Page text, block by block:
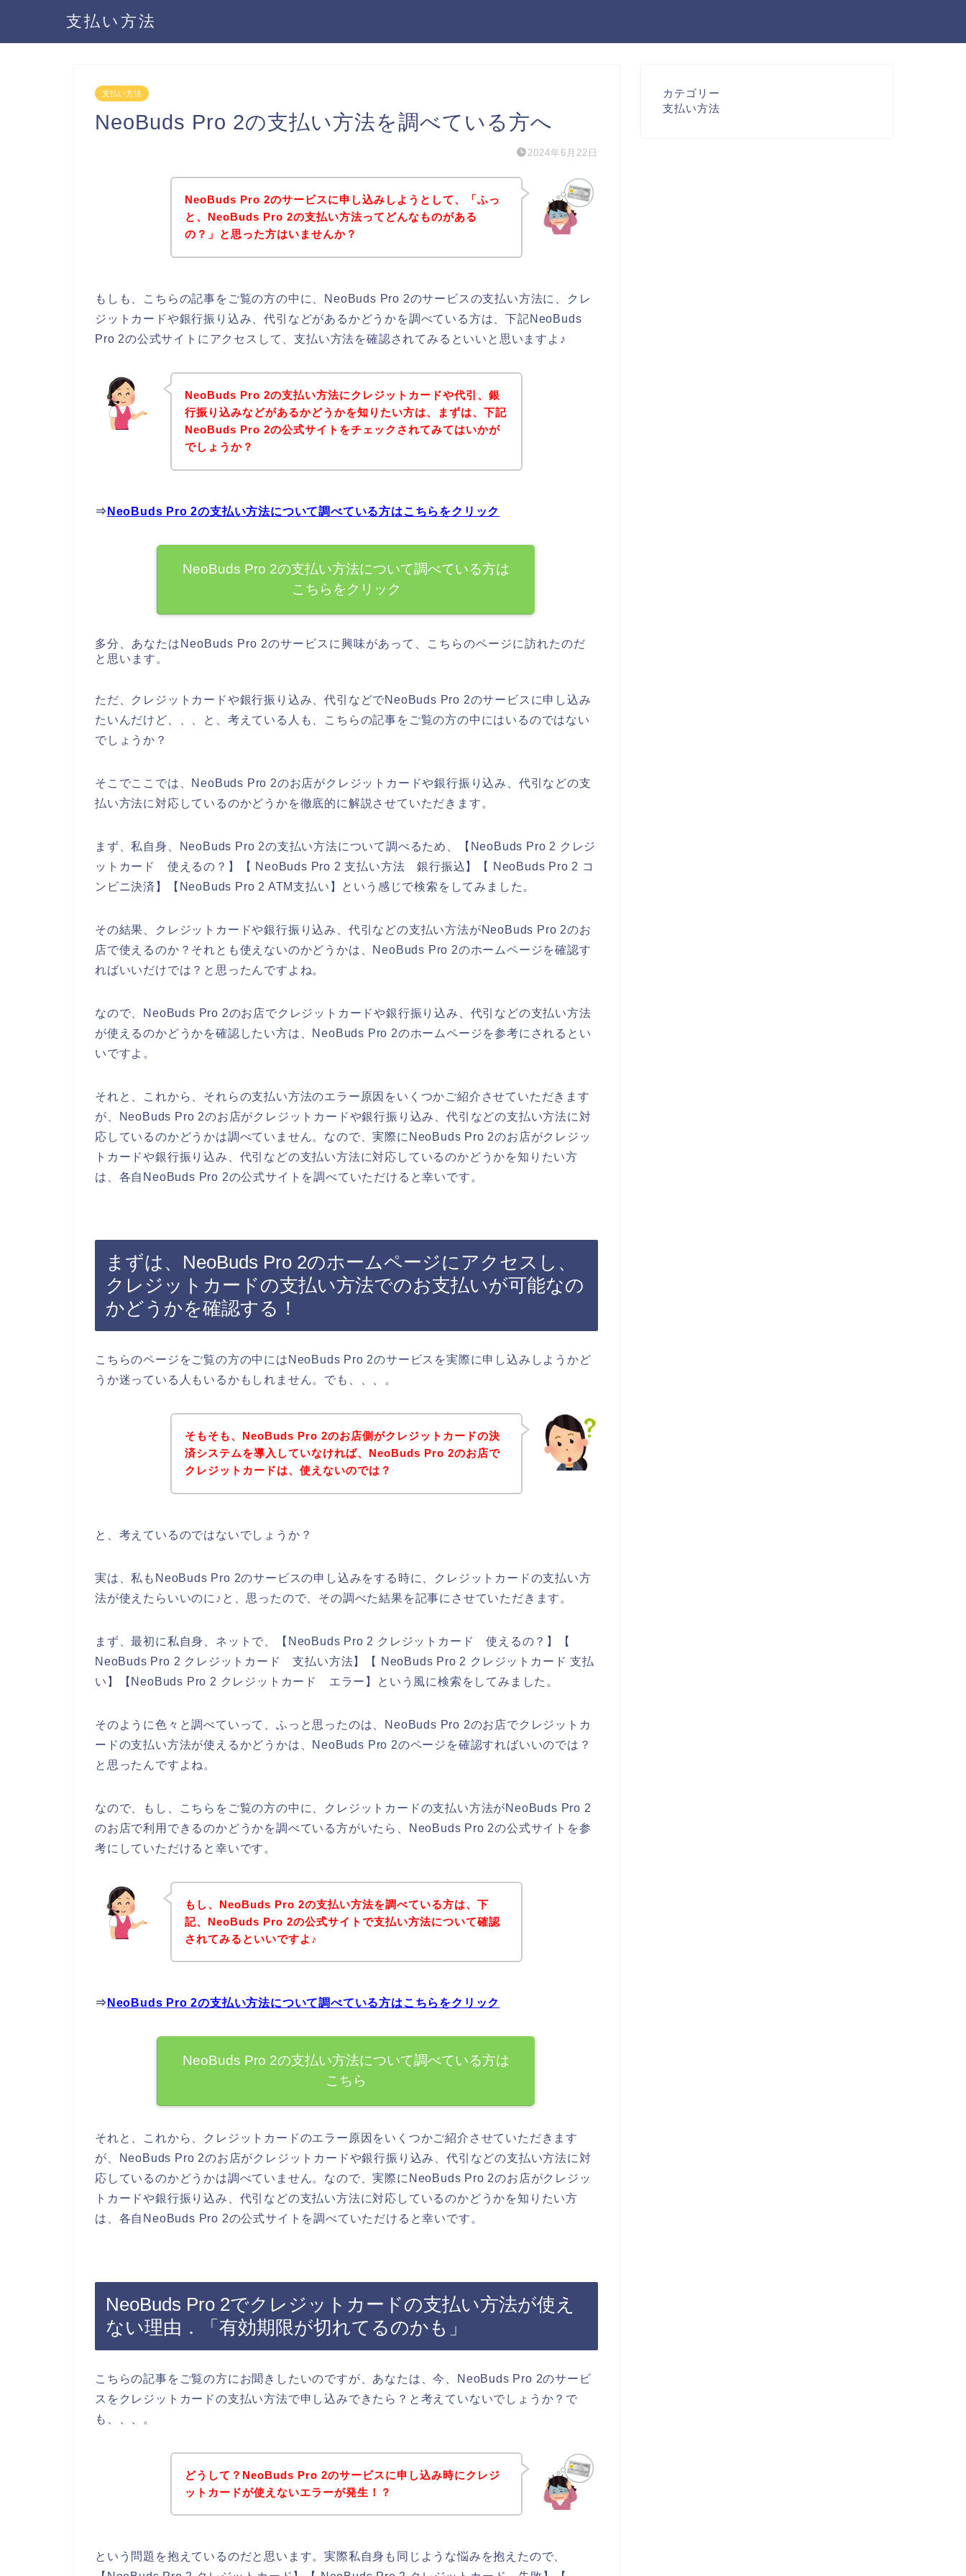
支払い方法
支払い方法
NeoBuds Pro 2の支払い方法を調べている方へ
2024年6月22日
NeoBuds Pro 2のサービスに申し込みしようとして、「ふっ
と、NeoBuds Pro 2の支払い方法ってどんなものがある
の？」と思った方はいませんか？
もしも、こちらの記事をご覧の方の中に、NeoBuds Pro 2のサービスの支払い方法に、クレ
ジットカードや銀行振り込み、代引などがあるかどうかを調べている方は、下記NeoBuds
Pro 2の公式サイトにアクセスして、支払い方法を確認されてみるといいと思いますよ♪
NeoBuds Pro 2の支払い方法にクレジットカードや代引、銀
行振り込みなどがあるかどうかを知りたい方は、まずは、下記
NeoBuds Pro 2の公式サイトをチェックされてみてはいかが
でしょうか？
⇒ NeoBuds Pro 2の支払い方法について調べている方はこちらをクリック
NeoBuds Pro 2の支払い方法について調べている方は
こちらをクリック
多分、あなたはNeoBuds Pro 2のサービスに興味があって、こちらのページに訪れたのだ
と思います。
ただ、クレジットカードや銀行振り込み、代引などでNeoBuds Pro 2のサービスに申し込み
たいんだけど、、、と、考えている人も、こちらの記事をご覧の方の中にはいるのではない
でしょうか？
そこでここでは、NeoBuds Pro 2のお店がクレジットカードや銀行振り込み、代引などの支
払い方法に対応しているのかどうかを徹底的に解説させていただきます。
まず、私自身、NeoBuds Pro 2の支払い方法について調べるため、【NeoBuds Pro 2 クレジ
ットカード 使えるの？】【 NeoBuds Pro 2 支払い方法 銀行振込】【 NeoBuds Pro 2 コ
ンビニ決済】【NeoBuds Pro 2 ATM支払い】という感じで検索をしてみました。
その結果、クレジットカードや銀行振り込み、代引などの支払い方法がNeoBuds Pro 2のお
店で使えるのか？それとも使えないのかどうかは、NeoBuds Pro 2のホームページを確認す
ればいいだけでは？と思ったんですよね。
なので、NeoBuds Pro 2のお店でクレジットカードや銀行振り込み、代引などの支払い方法
が使えるのかどうかを確認したい方は、NeoBuds Pro 2のホームページを参考にされるとい
いですよ。
それと、これから、それらの支払い方法のエラー原因をいくつかご紹介させていただきます
が、NeoBuds Pro 2のお店がクレジットカードや銀行振り込み、代引などの支払い方法に対
応しているのかどうかは調べていません。なので、実際にNeoBuds Pro 2のお店がクレジッ
トカードや銀行振り込み、代引などの支払い方法に対応しているのかどうかを知りたい方
は、各自NeoBuds Pro 2の公式サイトを調べていただけると幸いです。
まずは、NeoBuds Pro 2のホームページにアクセスし、
クレジットカードの支払い方法でのお支払いが可能なの
かどうかを確認する！
こちらのページをご覧の方の中にはNeoBuds Pro 2のサービスを実際に申し込みしようかど
うか迷っている人もいるかもしれません。でも、、、。
そもそも、NeoBuds Pro 2のお店側がクレジットカードの決
済システムを導入していなければ、NeoBuds Pro 2のお店で
クレジットカードは、使えないのでは？
と、考えているのではないでしょうか？
実は、私もNeoBuds Pro 2のサービスの申し込みをする時に、クレジットカードの支払い方
法が使えたらいいのに♪と、思ったので、その調べた結果を記事にさせていただきます。
まず、最初に私自身、ネットで、【NeoBuds Pro 2 クレジットカード 使えるの？】【
NeoBuds Pro 2 クレジットカード 支払い方法】【 NeoBuds Pro 2 クレジットカード 支払
い】【NeoBuds Pro 2 クレジットカード エラー】という風に検索をしてみました。
そのように色々と調べていって、ふっと思ったのは、NeoBuds Pro 2のお店でクレジットカ
ードの支払い方法が使えるかどうかは、NeoBuds Pro 2のページを確認すればいいのでは？
と思ったんですよね。
なので、もし、こちらをご覧の方の中に、クレジットカードの支払い方法がNeoBuds Pro 2
のお店で利用できるのかどうかを調べている方がいたら、NeoBuds Pro 2の公式サイトを参
考にしていただけると幸いです。
もし、NeoBuds Pro 2の支払い方法を調べている方は、下
記、NeoBuds Pro 2の公式サイトで支払い方法について確認
されてみるといいですよ♪
⇒ NeoBuds Pro 2の支払い方法について調べている方はこちらをクリック
NeoBuds Pro 2の支払い方法について調べている方は
こちら
それと、これから、クレジットカードのエラー原因をいくつかご紹介させていただきます
が、NeoBuds Pro 2のお店がクレジットカードや銀行振り込み、代引などの支払い方法に対
応しているのかどうかは調べていません。なので、実際にNeoBuds Pro 2のお店がクレジッ
トカードや銀行振り込み、代引などの支払い方法に対応しているのかどうかを知りたい方
は、各自NeoBuds Pro 2の公式サイトを調べていただけると幸いです。
NeoBuds Pro 2でクレジットカードの支払い方法が使え
ない理由．「有効期限が切れてるのかも」
こちらの記事をご覧の方にお聞きしたいのですが、あなたは、今、NeoBuds Pro 2のサービ
スをクレジットカードの支払い方法で申し込みできたら？と考えていないでしょうか？で
も、、、。
どうして？NeoBuds Pro 2のサービスに申し込み時にクレジ
ットカードが使えないエラーが発生！？
という問題を抱えているのだと思います。実際私自身も同じような悩みを抱えたので、
カテゴリー
支払い方法